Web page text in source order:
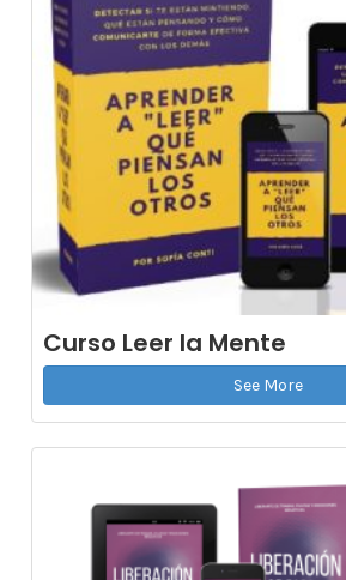
Curso Leer la Mente
See More